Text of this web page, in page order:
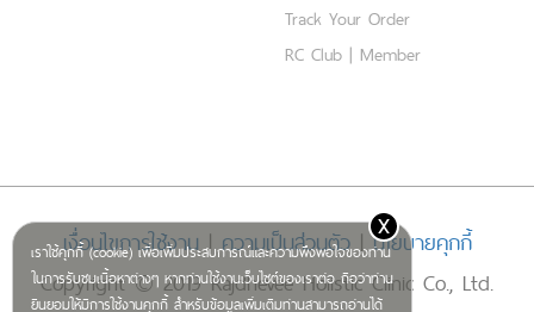
เราใช้คุกกี้ (cookie) เพื่อเพิ่มประสบการณ์และความพึงพอใจของท่าน
ในการรับชมเนื้อหาต่างๆ หากท่านใช้งานเว็บไซต์ของเราต่อ ถือว่าท่าน
ยินยอมให้มีการใช้งานคุกกี้ สำหรับข้อมูลเพิ่มเติมท่านสามารถอ่านได้
x
Track Your Order
RC Club | Member
เงื่อนไขการใช้งาน|ความเป็นส่วนตัว|นโยบายคุกกี้
Copyright © 2019 Rajdhevee Holistic Clinic Co., Ltd.